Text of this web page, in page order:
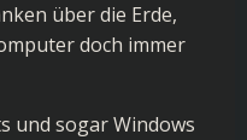
über die Erde,
doch immer
und sogar Windows